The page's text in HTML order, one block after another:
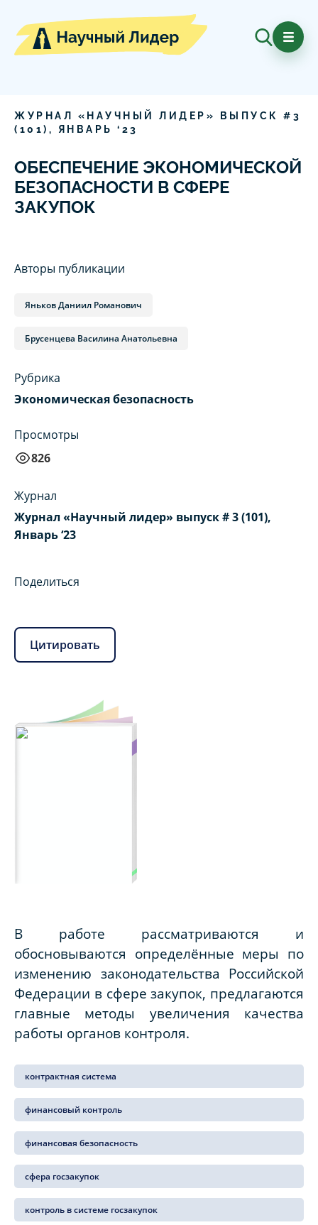
ЖУРНАЛ «НАУЧНЫЙ ЛИДЕР» ВЫПУСК # 3
( 101), ЯНВАРЬ ‘ 23
ОБЕСПЕЧЕНИЕ ЭКОНОМИЧЕСКОЙ
БЕЗОПАСНОСТИ В СФЕРЕ
ЗАКУПОК
Авторы публикации
Яньков Даниил Романович
Брусенцева Василина Анатольевна
Рубрика
Экономическая безопасность
Просмотры
826
Журнал
Журнал «Научный лидер» выпуск # 3 (101),
Январь ‘23
Поделиться
Цитировать
В работе рассматриваются и
обосновываются определённые меры по
изменению законодательства Российской
Федерации в сфере закупок, предлагаются
главные методы увеличения качества
работы органов контроля.
контрактная система
финансовый контроль
финансовая безопасность
сфера госзакупок
контроль в системе госзакупок